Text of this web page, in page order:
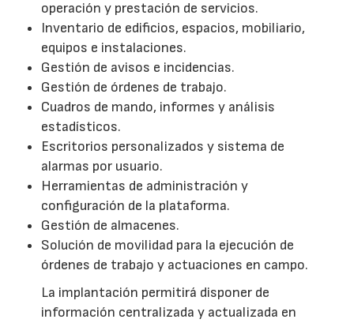
operación y prestación de servicios.
Inventario de edificios, espacios, mobiliario,
equipos e instalaciones.
Gestión de avisos e incidencias.
Gestión de órdenes de trabajo.
Cuadros de mando, informes y análisis
estadísticos.
Escritorios personalizados y sistema de
alarmas por usuario.
Herramientas de administración y
configuración de la plataforma.
Gestión de almacenes.
Solución de movilidad para la ejecución de
órdenes de trabajo y actuaciones en campo.
La implantación permitirá disponer de
información centralizada y actualizada en